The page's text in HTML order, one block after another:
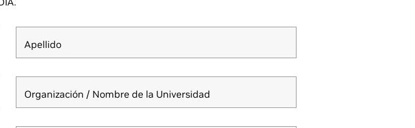
Apellido
Organización / Nombre de la Universidad